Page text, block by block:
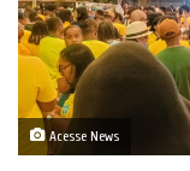
Acesse News